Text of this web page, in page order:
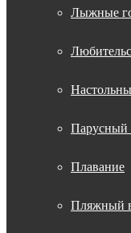
Лыжные
Парусный
Плавание
Пляжный